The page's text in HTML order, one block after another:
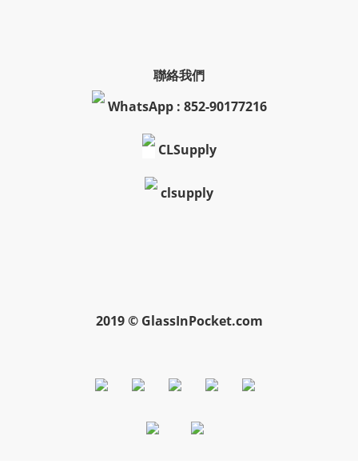
聯絡我們
WhatsApp : 852-90177216
CLSupply
clsupply
2019 © GlassInPocket.com